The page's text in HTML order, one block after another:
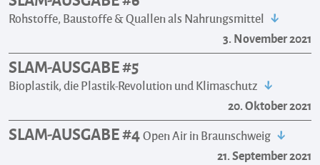
Rohstoffe, Baustoffe & Quallen als Nahrungsmittel
3. November 2021
SLAM-AUSGABE #5
Bioplastik, die Plastik-Revolution und Klimaschutz
20. Oktober 2021
SLAM-AUSGABE #4Open Air in Braunschweig
21. September 2021